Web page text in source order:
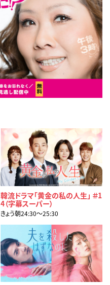
韓流ドラマ「黄金の私の人生」 ＃1
4（字幕スーパー）
きょう朝24:30〜25:30